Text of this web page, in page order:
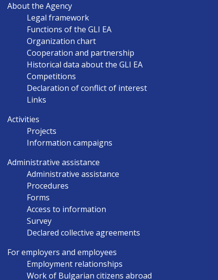
NAVIGATION
About the Agency
Legal framework
Functions of the GLI EA
Organization chart
Cooperation and partnership
Historical data about the GLI EA
Competitions
Declaration of conflict of interest
Links
Activities
Projects
Information campaigns
Administrative assistance
Administrative assistance
Procedures
Forms
Access to information
Survey
Declared collective agreements
For employers and employees
Employment relationships
Work of Bulgarian citizens abroad